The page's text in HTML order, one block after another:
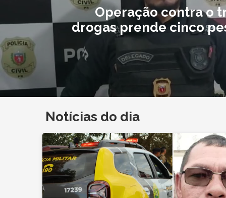
Operação contra o
drogas prende cinco
Notícias do dia